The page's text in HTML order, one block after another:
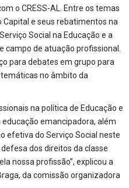
o CRESS-AL. Entre os temas
e seus rebatimentos na
Social na Educação e a
campo de atuação profissional.
para debates em grupo para
no âmbito da
na política de Educação e
emancipadora, além
efetiva do Serviço Social neste
dos direitos da classe
nossa profissão”, explicou a
da comissão organizadora